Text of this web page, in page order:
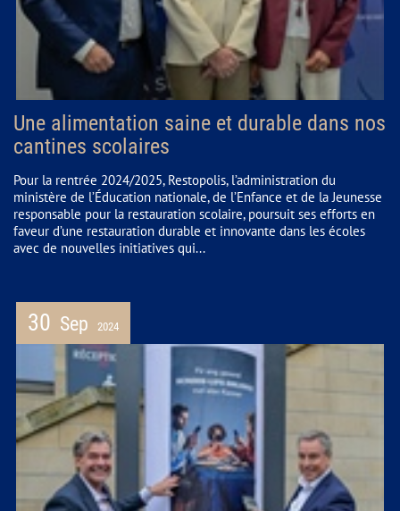
Une alimentation saine et durable dans nos
cantines scolaires
Pour la rentrée 2024/2025, Restopolis, l’administration du
ministère de l’Éducation nationale, de l’Enfance et de la Jeunesse
responsable pour la restauration scolaire, poursuit ses efforts en
faveur d’une restauration durable et innovante dans les écoles
avec de nouvelles initiatives qui...
30 Sep 2024